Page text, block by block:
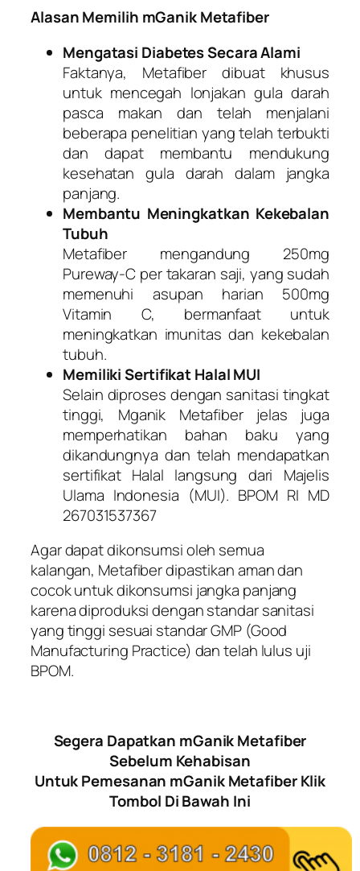
Alasan Memilih mGanik Metafiber
Mengatasi Diabetes Secara Alami
Faktanya, Metafiber dibuat khusus
untuk mencegah lonjakan gula darah
pasca makan dan telah menjalani
beberapa penelitian yang telah terbukti
dan dapat membantu mendukung
kesehatan gula darah dalam jangka
panjang.
Membantu Meningkatkan Kekebalan
Tubuh
Metafiber mengandung 250mg
Pureway-C per takaran saji, yang sudah
memenuhi asupan harian 500mg
Vitamin C, bermanfaat untuk
meningkatkan imunitas dan kekebalan
tubuh.
Memiliki Sertifikat Halal MUI
Selain diproses dengan sanitasi tingkat
tinggi, Mganik Metafiber jelas juga
memperhatikan bahan baku yang
dikandungnya dan telah mendapatkan
sertifikat Halal langsung dari Majelis
Ulama Indonesia (MUI). BPOM RI MD
267031537367
Agar dapat dikonsumsi oleh semua
kalangan, Metafiber dipastikan aman dan
cocok untuk dikonsumsi jangka panjang
karena diproduksi dengan standar sanitasi
yang tinggi sesuai standar GMP (Good
Manufacturing Practice) dan telah lulus uji
BPOM.
Segera Dapatkan mGanik Metafiber
Sebelum Kehabisan
Untuk Pemesanan mGanik Metafiber Klik
Tombol Di Bawah Ini